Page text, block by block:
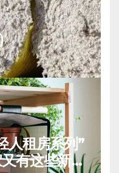
人租房系列”
有这些新动